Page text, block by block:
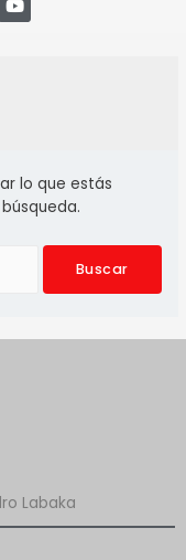
lo que estás
Labaka